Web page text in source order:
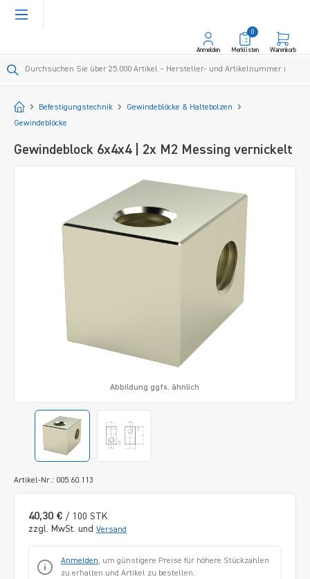
springen
Anmelden Merklisten
0
Warenkorb
Startseite
Befestigungstechnik
Gewindeblöcke & Haltebolzen
Gewindeblöcke
Gewindeblock 6x4x4 | 2x M2 Messing vernickelt
Artikel-Nr.: 005.60.113
Abbildung ggfs. ähnlich
40,30 € / 100 STK
zzgl. MwSt. und Versand
Anmelden, um günstigere Preise für höhere Stückzahlen
zu erhalten und Artikel zu bestellen.